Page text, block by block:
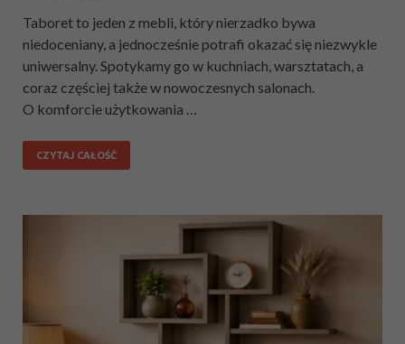
Taboret to jeden z mebli, który nierzadko bywa
niedoceniany, a jednocześnie potrafi okazać się niezwykle
uniwersalny. Spotykamy go w kuchniach, warsztatach, a
coraz częściej także w nowoczesnych salonach.
O komforcie użytkowania …
CZYTAJ CAŁOŚĆ